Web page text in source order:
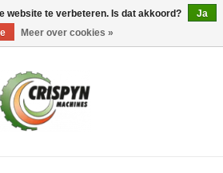
Mijn account / Registreren
website te verbeteren. Is dat akkoord?
Ja
Meer over cookies »